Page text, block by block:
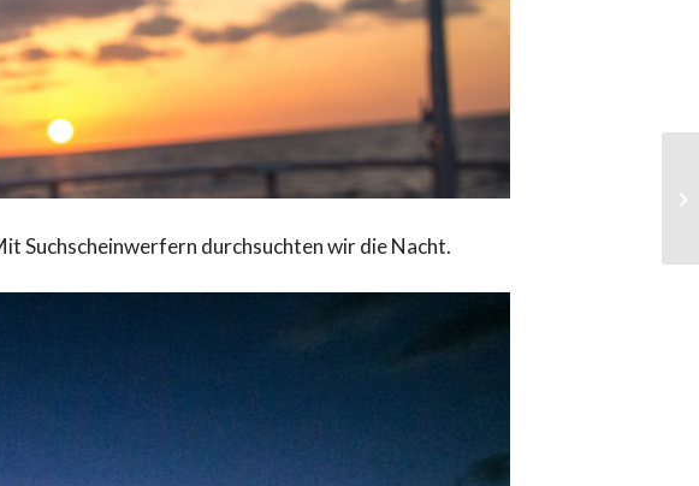
Suchscheinwerfern durchsuchten wir die Nacht.